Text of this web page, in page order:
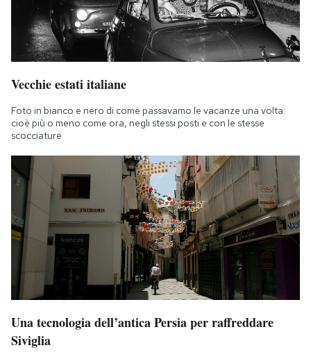
Vecchie estati italiane
Foto in bianco e nero di come passavamo le vacanze una volta:
cioè più o meno come ora, negli stessi posti e con le stesse
scocciature
Una tecnologia dell’antica Persia per raffreddare
Siviglia